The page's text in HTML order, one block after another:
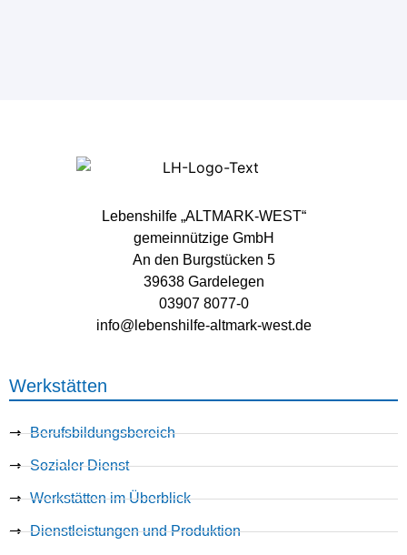
Lebenshilfe „ALTMARK-WEST“
gemeinnützige GmbH
An den Burgstücken 5
39638 Gardelegen
03907 8077-0
info@lebenshilfe-altmark-west.de
Werkstätten
Berufsbildungsbereich
Sozialer Dienst
Werkstätten im Überblick
Dienstleistungen und Produktion